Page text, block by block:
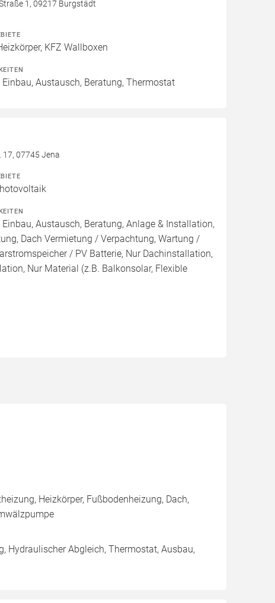
1, 09217 Burgstädt
KFZ Wallboxen
Austausch, Beratung, Thermostat
17, 07745 Jena
Austausch, Beratung, Anlage & Installation,
Dach Vermietung / Verpachtung, Wartung /
/ PV Batterie, Nur Dachinstallation,
Nur Material (z.B. Balkonsolar, Flexible
Heizkörper, Fußbodenheizung, Dach,
Hydraulischer Abgleich, Thermostat, Ausbau,